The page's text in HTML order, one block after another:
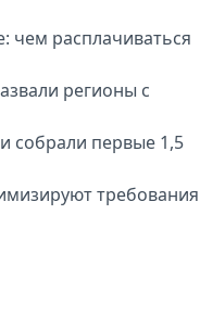
чем расплачиваться
регионы с
собрали первые 1,5
требования